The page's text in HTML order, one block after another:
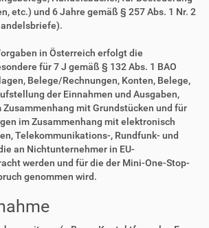
etc.) und 6 Jahre gemäß § 257 Abs. 1 Nr. 2
in Österreich erfolgt die
für 7 J gemäß § 132 Abs. 1 BAO
Belege/Rechnungen, Konten, Belege,
der Einnahmen und Ausgaben,
mit Grundstücken und für
im Zusammenhang mit elektronisch
Telekommunikations-, Rundfunk- und
an Nichtunternehmer in EU-
werden und für die der Mini-One-Stop-
genommen wird.